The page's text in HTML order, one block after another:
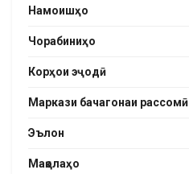
Намоишҳо
Чорабиниҳо
Корҳои эҷодӣ
Маркази бачагонаи рассомӣ
Эълон
Мақолаҳо